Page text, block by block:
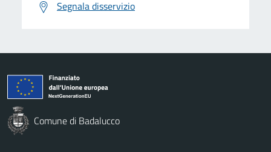
Segnala disservizio
Comune di Badalucco